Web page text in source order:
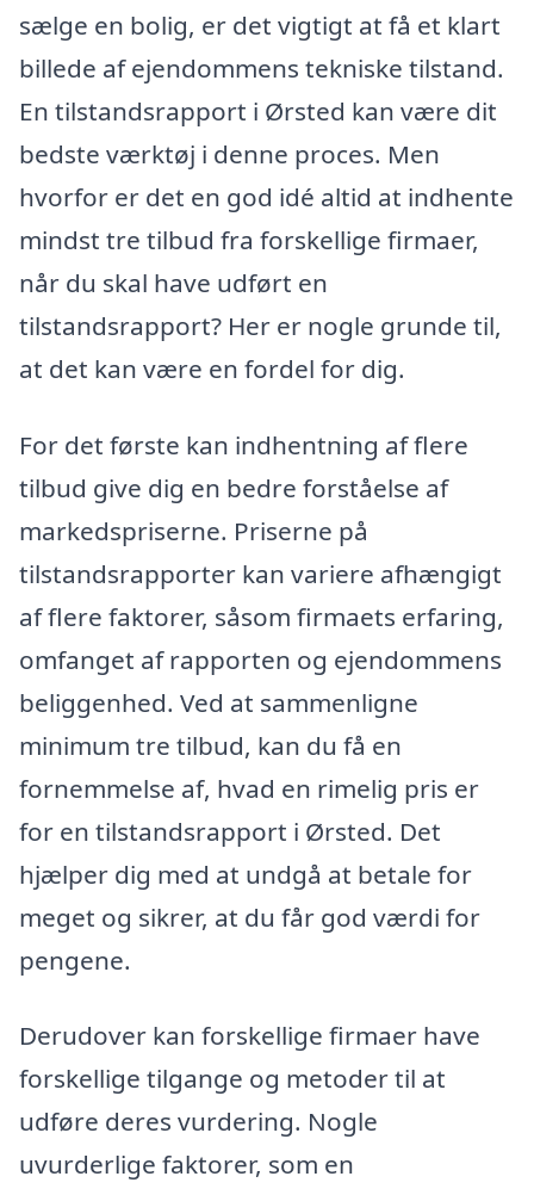
sælge en bolig, er det vigtigt at få et klart
billede af ejendommens tekniske tilstand.
En tilstandsrapport i Ørsted kan være dit
bedste værktøj i denne proces. Men
hvorfor er det en god idé altid at indhente
mindst tre tilbud fra forskellige firmaer,
når du skal have udført en
tilstandsrapport? Her er nogle grunde til,
at det kan være en fordel for dig.
For det første kan indhentning af flere
tilbud give dig en bedre forståelse af
markedspriserne. Priserne på
tilstandsrapporter kan variere afhængigt
af flere faktorer, såsom firmaets erfaring,
omfanget af rapporten og ejendommens
beliggenhed. Ved at sammenligne
minimum tre tilbud, kan du få en
fornemmelse af, hvad en rimelig pris er
for en tilstandsrapport i Ørsted. Det
hjælper dig med at undgå at betale for
meget og sikrer, at du får god værdi for
pengene.
Derudover kan forskellige firmaer have
forskellige tilgange og metoder til at
udføre deres vurdering. Nogle
uvurderlige faktorer, som en